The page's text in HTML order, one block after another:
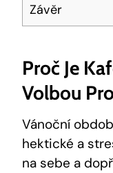
Závěr
Proč Je
Volbou
Vánoční
hektické a⁢
na sebe a